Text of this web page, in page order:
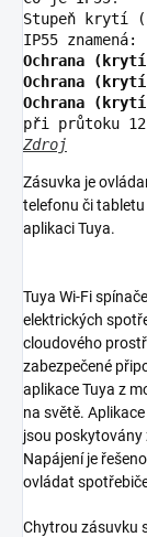
Stupeň krytí
IP55 znamená:
Ochrana
Ochrana
Ochrana
při průtoku
Zdroj
Zásuvka je
telefonu či
aplikaci Tuya.
Tuya Wi-Fi
elektrických
cloudového
zabezpečené
aplikace Tuya z
na světě.
jsou poskytovány
Napájení je
ovládat
Chytrou zásuvku